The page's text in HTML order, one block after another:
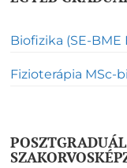
Biofizika (SE-
Fizioterápia MSc-